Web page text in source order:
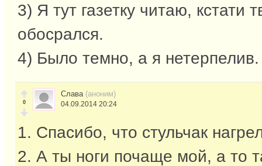
3) Я тут газетку читаю, кстати
обосрался.
4) Было темно, а я нетерпелив.
0
Слава (аноним)
04.09.2014 20:24
1. Спасибо, что стульчак
2. А ты ноги почаще мой, а то